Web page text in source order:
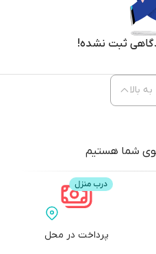
ثبت نشده!
شما هستیم
بالا
پرداخت در محل